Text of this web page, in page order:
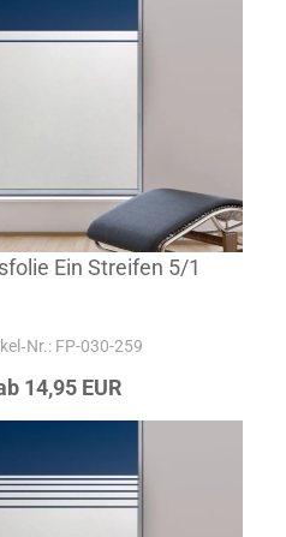
Ein Streifen 5/1
FP-030-259
14,95 EUR